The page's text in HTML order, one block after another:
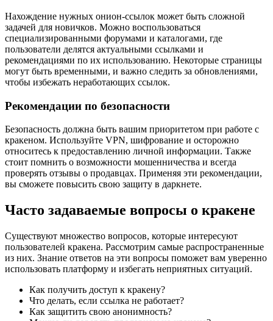
Нахождение нужных онион-ссылок может быть сложной
задачей для новичков. Можно воспользоваться
специализированными форумами и каталогами, где
пользователи делятся актуальными ссылками и
рекомендациями по их использованию. Некоторые страницы
могут быть временными, и важно следить за обновлениями,
чтобы избежать неработающих ссылок.
Рекомендации по безопасности
Безопасность должна быть вашим приоритетом при работе с
кракеном. Используйте VPN, шифрование и осторожно
относитесь к предоставлению личной информации. Также
стоит помнить о возможности мошенничества и всегда
проверять отзывы о продавцах. Применяя эти рекомендации,
вы сможете повысить свою защиту в даркнете.
Часто задаваемые вопросы о кракене
Существуют множество вопросов, которые интересуют
пользователей кракена. Рассмотрим самые распространенные
из них. Знание ответов на эти вопросы поможет вам уверенно
использовать платформу и избегать неприятных ситуаций.
Как получить доступ к кракену?
Что делать, если ссылка не работает?
Как защитить свою анонимность?